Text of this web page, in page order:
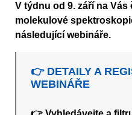
V týdnu od 9. září na
molekulové
následující webináře.
👉 DETAILY A
WEBINÁŘE